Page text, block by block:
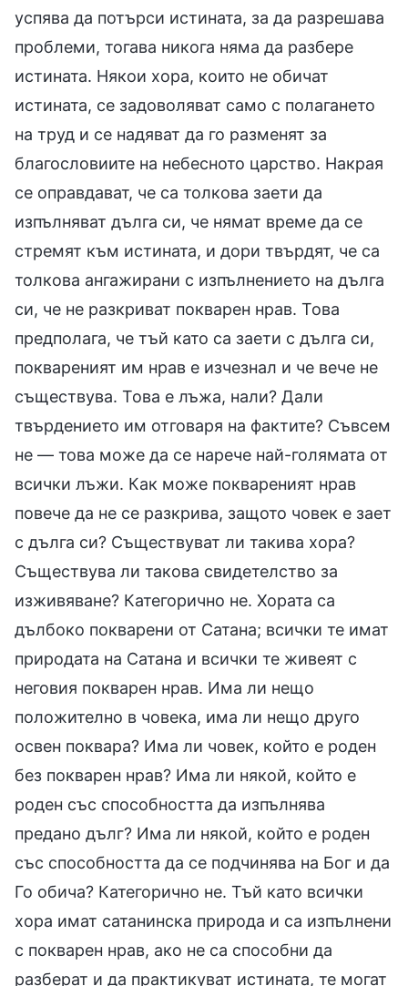
успява да потърси истината, за да разрешава
проблеми, тогава никога няма да разбере
истината. Някои хора, които не обичат
истината, се задоволяват само с полагането
на труд и се надяват да го разменят за
благословиите на небесното царство. Накрая
се оправдават, че са толкова заети да
изпълняват дълга си, че нямат време да се
стремят към истината, и дори твърдят, че са
толкова ангажирани с изпълнението на дълга
си, че не разкриват покварен нрав. Това
предполага, че тъй като са заети с дълга си,
поквареният им нрав е изчезнал и че вече не
съществува. Това е лъжа, нали? Дали
твърдението им отговаря на фактите? Съвсем
не — това може да се нарече най-голямата от
всички лъжи. Как може поквареният нрав
повече да не се разкрива, защото човек е зает
с дълга си? Съществуват ли такива хора?
Съществува ли такова свидетелство за
изживяване? Категорично не. Хората са
дълбоко покварени от Сатана; всички те имат
природата на Сатана и всички те живеят с
неговия покварен нрав. Има ли нещо
положително в човека, има ли нещо друго
освен поквара? Има ли човек, който е роден
без покварен нрав? Има ли някой, който е
роден със способността да изпълнява
предано дълг? Има ли някой, който е роден
със способността да се подчинява на Бог и да
Го обича? Категорично не. Тъй като всички
хора имат сатанинска природа и са изпълнени
с покварен нрав, ако не са способни да
разберат и да практикуват истината, те могат